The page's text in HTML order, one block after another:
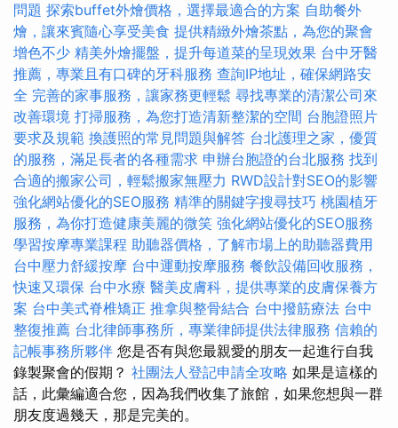
問題 探索buffet外燴價格，選擇最適合的方案 自助餐外
燴，讓來賓隨心享受美食 提供精緻外燴茶點，為您的聚會
增色不少 精美外燴擺盤，提升每道菜的呈現效果 台中牙醫
推薦，專業且有口碑的牙科服務 查詢IP地址，確保網路安
全 完善的家事服務，讓家務更輕鬆 尋找專業的清潔公司來
改善環境 打掃服務，為您打造清新整潔的空間 台胞證照片
要求及規範 換護照的常見問題與解答 台北護理之家，優質
的服務，滿足長者的各種需求 申辦台胞證的台北服務 找到
合適的搬家公司，輕鬆搬家無壓力 RWD設計對SEO的影響
強化網站優化的SEO服務 精準的關鍵字搜尋技巧 桃園植牙
服務，為你打造健康美麗的微笑 強化網站優化的SEO服務
學習按摩專業課程 助聽器價格，了解市場上的助聽器費用
台中壓力舒緩按摩 台中運動按摩服務 餐飲設備回收服務，
快速又環保 台中水療 醫美皮膚科，提供專業的皮膚保養方
案 台中美式脊椎矯正 推拿與整骨結合 台中撥筋療法 台中
整復推薦 台北律師事務所，專業律師提供法律服務 信賴的
記帳事務所夥伴 您是否有與您最親愛的朋友一起進行自我
錄製聚會的假期？ 社團法人登記申請全攻略 如果是這樣的
話，此彙編適合您，因為我們收集了旅館，如果您想與一群
朋友度過幾天，那是完美的。